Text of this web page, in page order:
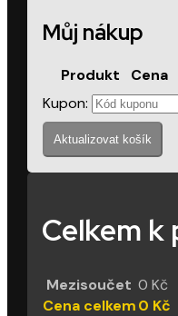
Můj nákup
Produkt Cena
Kupon:
Aktualizovat košík
Celkem k
Mezisoučet 0 Kč
Cena celkem0 Kč